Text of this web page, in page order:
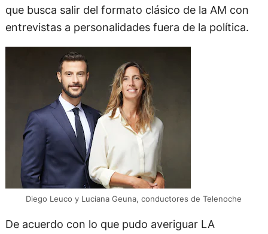
que busca salir del formato clásico de la AM con
entrevistas a personalidades fuera de la política.
Diego Leuco y Luciana Geuna, conductores de Telenoche
De acuerdo con lo que pudo averiguar LA